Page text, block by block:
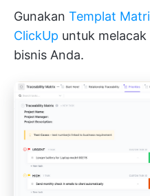
Gunakan Templat
ClickUp untuk
bisnis Anda.